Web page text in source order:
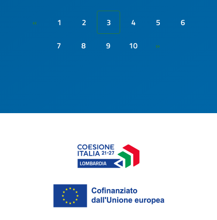
« 1 2 3 4 5
6
7
8 9 10 »